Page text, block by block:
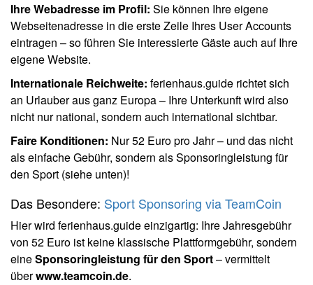
Ihre Webadresse im Profil: Sie können Ihre eigene
Webseitenadresse in die erste Zeile Ihres User Accounts
eintragen – so führen Sie interessierte Gäste auch auf Ihre
eigene Website.
Internationale Reichweite: ferienhaus.guide richtet sich
an Urlauber aus ganz Europa – Ihre Unterkunft wird also
nicht nur national, sondern auch international sichtbar.
Faire Konditionen: Nur 52 Euro pro Jahr – und das nicht
als einfache Gebühr, sondern als Sponsoringleistung für
den Sport (siehe unten)!
Das Besondere: Sport Sponsoring via TeamCoin
Hier wird ferienhaus.guide einzigartig: Ihre Jahresgebühr
von 52 Euro ist keine klassische Plattformgebühr, sondern
eineSponsoringleistung für den Sport– vermittelt
überwww.teamcoin.de.